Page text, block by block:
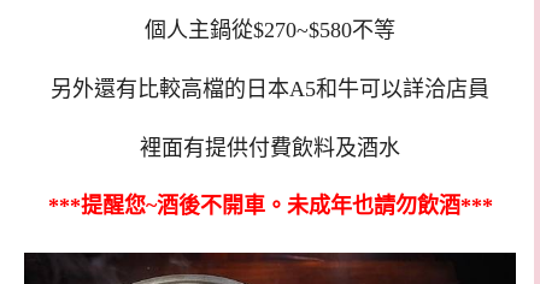
個人主鍋從$270~$580不等
另外還有比較高檔的日本A5和牛可以詳洽店員
裡面有提供付費飲料及酒水
***提醒您~酒後不開車。未成年也請勿飲酒***